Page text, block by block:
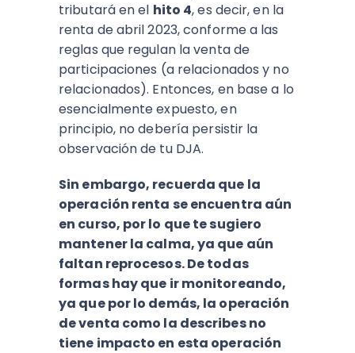
tributará en el hito 4, es decir, en la
renta de abril 2023, conforme a las
reglas que regulan la venta de
participaciones (a relacionados y no
relacionados). Entonces, en base a lo
esencialmente expuesto, en
principio, no debería persistir la
observación de tu DJA.
Sin embargo, recuerda que la
operación renta se encuentra aún
en curso, por lo que te sugiero
mantener la calma, ya que aún
faltan reprocesos. De todas
formas hay que ir monitoreando,
ya que por lo demás, la operación
de venta como la describes no
tiene impacto en esta operación